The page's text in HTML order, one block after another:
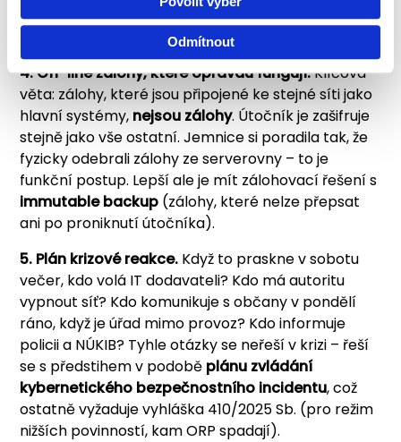
Odmítnout
Implementace u Microsoftu nebo Googlu je často
jen otázkou nastavení – nestojí to nic navíc.
4. Off-line zálohy, které opravdu fungují.Klíčová
věta: zálohy, které jsou připojené ke stejné síti jako
hlavní systémy, nejsou zálohy. Útočník je zašifruje
stejně jako vše ostatní. Jemnice si poradila tak, že
fyzicky odebrali zálohy ze serverovny – to je
funkční postup. Lepší ale je mít zálohovací řešení s
immutable backup (zálohy, které nelze přepsat
ani po proniknutí útočníka).
5. Plán krizové reakce. Když to praskne v sobotu
večer, kdo volá IT dodavateli? Kdo má autoritu
vypnout síť? Kdo komunikuje s občany v pondělí
ráno, když je úřad mimo provoz? Kdo informuje
policii a NÚKIB? Tyhle otázky se neřeší v krizi – řeší
se s předstihem v podobě plánu zvládání
kybernetického bezpečnostního incidentu, což
ostatně vyžaduje vyhláška 410/2025 Sb. (pro režim
nižších povinností, kam ORP spadají).